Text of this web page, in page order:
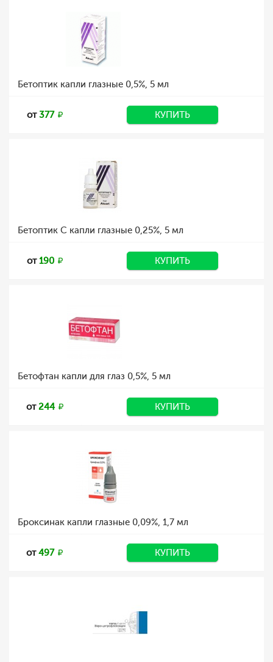
Бетоптик капли глазные 0,5%, 5 мл
от377 КУПИТЬ
Бетоптик С капли глазные 0,25%, 5 мл
от190 КУПИТЬ
Бетофтан капли для глаз 0,5%, 5 мл
от244 КУПИТЬ
Броксинак капли глазные 0,09%, 1,7 мл
от497 КУПИТЬ